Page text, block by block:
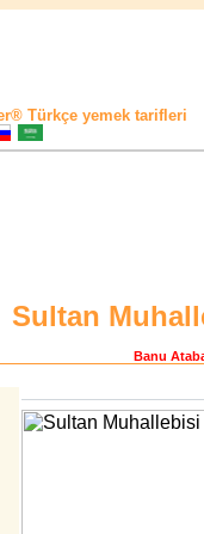
Türkçe yemek tarifleri
Sultan
Banu